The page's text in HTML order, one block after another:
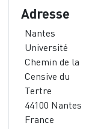
Adresse
Nantes
Université
Chemin de la
Censive du
Tertre
44100 Nantes
France